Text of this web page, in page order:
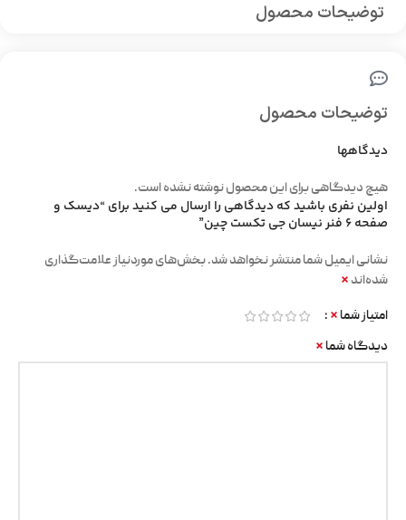
توضیحات محصول
توضیحات محصول
دیدگاهها
هیچ دیدگاهی برای این محصول نوشته نشده است.
اولین نفری باشید که دیدگاهی را ارسال می کنید برای “دیسک و
صفحه 6 فنر نیسان جی تکست چین”
نشانی ایمیل شما منتشر نخواهد شد.بخش‌های موردنیاز علامت‌گذاری
شده‌اند *
امتیاز شما *
دیدگاه شما *